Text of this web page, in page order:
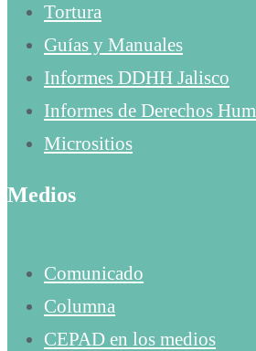
Tortura
Guías y Manuales
Informes DDHH Jalisco
Informes de Derechos
Micrositios
Medios
Comunicado
Columna
CEPAD en los medios